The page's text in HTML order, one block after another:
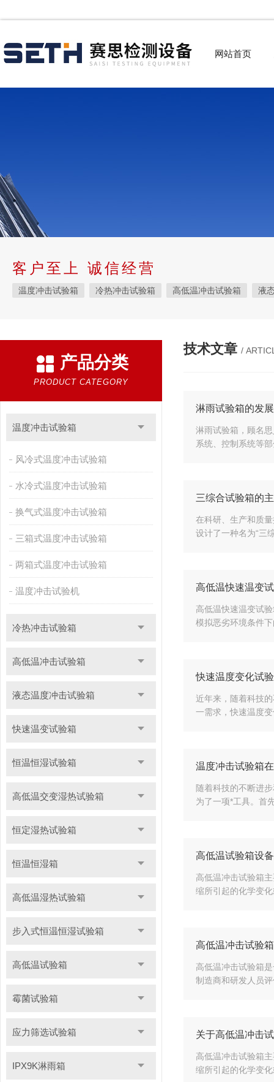
网站首页
客户至上 诚信经营
温度冲击试验箱 冷热冲击试验箱 高低温冲击试验箱 液
霉菌试验箱 应力筛选试验箱 IPX9K淋雨箱 温湿度检定箱
盐雾试验箱 老化试验箱
自然恒温对流试验箱 自动化产线高低温试验箱 温湿度光照
新能源专用设备 PCT高压加速老化试验机 维修进口试验箱
绝缘裂化.特性评价系统
产品分类
PRODUCT CATEGORY
温度冲击试验箱
风冷式温度冲击试验箱
水冷式温度冲击试验箱
换气式温度冲击试验箱
三箱式温度冲击试验箱
两箱式温度冲击试验箱
温度冲击试验机
冷热冲击试验箱
高低温冲击试验箱
液态温度冲击试验箱
快速温变试验箱
恒温恒湿试验箱
高低温交变湿热试验箱
恒定湿热试验箱
恒温恒湿箱
高低温湿热试验箱
步入式恒温恒湿试验箱
高低温试验箱
霉菌试验箱
应力筛选试验箱
IPX9K淋雨箱
技术文章 /
淋雨试验箱的发
淋雨试验箱，顾名
系统、控制系统等
三综合试验箱的
在科研、生产和质
设计了一种名为“三
高低温快速温变
高低温快速温变试
模拟恶劣环境条件
快速温度变化试
近年来，随着科技
一需求，快速温度
温度冲击试验箱
随着科技的不断进
为了一项*工具。首
高低温试验箱设
高低温冲击试验箱
缩所引起的化学变
高低温冲击试验
高低温冲击试验箱
制造商和研发人员
关于高低温冲击
高低温冲击试验箱
缩所引起的化学变